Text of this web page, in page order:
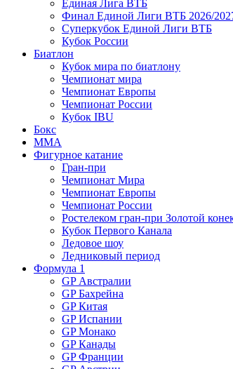
Единая Лига ВТБ
Финал Единой Лиги ВТБ 2026/
Суперкубок Единой Лиги ВТБ
Кубок России
Биатлон
Кубок мира по биатлону
Чемпионат мира
Чемпионат Европы
Чемпионат России
Кубок IBU
Бокс
MMA
Фигурное катание
Гран-при
Чемпионат Мира
Чемпионат Европы
Чемпионат России
Ростелеком гран-при Золотой
Кубок Первого Канала
Ледовое шоу
Ледниковый период
Формула 1
GP Австралии
GP Бахрейна
GP Китая
GP Испании
GP Монако
GP Канады
GP Франции